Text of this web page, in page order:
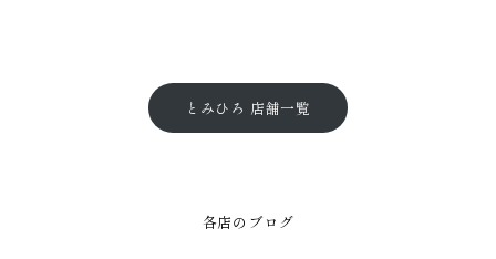
とみひろ 店舗一覧
各店のブログ